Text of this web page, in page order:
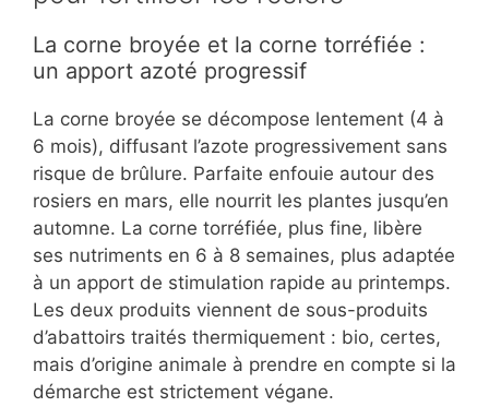
La corne broyée et la corne torréfiée :
un apport azoté progressif
La corne broyée se décompose lentement (4 à
6 mois), diffusant l’azote progressivement sans
risque de brûlure. Parfaite enfouie autour des
rosiers en mars, elle nourrit les plantes jusqu’en
automne. La corne torréfiée, plus fine, libère
ses nutriments en 6 à 8 semaines, plus adaptée
à un apport de stimulation rapide au printemps.
Les deux produits viennent de sous-produits
d’abattoirs traités thermiquement : bio, certes,
mais d’origine animale à prendre en compte si la
démarche est strictement végane.